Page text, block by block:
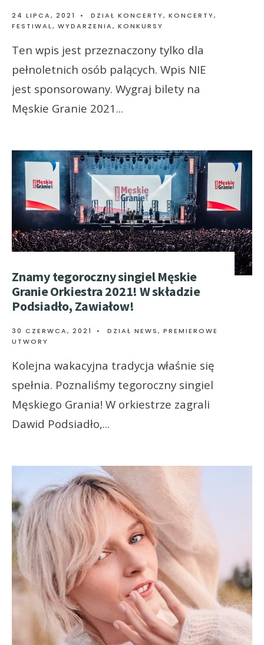
24 LIPCA, 2021 • DZIAŁ KONCERTY, KONCERTY,
FESTIWAL, WYDARZENIA, KONKURSY
Ten wpis jest przeznaczony tylko dla
pełnoletnich osób palących. Wpis NIE
jest sponsorowany. Wygraj bilety na
Męskie Granie 2021 ...
Znamy tegoroczny singiel Męskie
Granie Orkiestra 2021! W składzie
Podsiadło, Zawiałow!
30 CZERWCA, 2021 • DZIAŁ NEWS, PREMIEROWE
UTWORY
Kolejna wakacyjna tradycja właśnie się
spełnia. Poznaliśmy tegoroczny singiel
Męskiego Grania! W orkiestrze zagrali
Dawid Podsiadło,...